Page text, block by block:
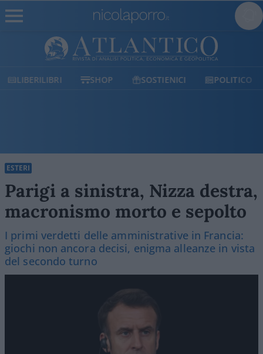
SHOP SOSTIENICI POLITICO MILANO
ESTERI
Parigi a sinistra, Nizza destra,
macronismo morto e sepolto
I primi verdetti delle amministrative in Francia:
giochi non ancora decisi, enigma alleanze in vista
del secondo turno